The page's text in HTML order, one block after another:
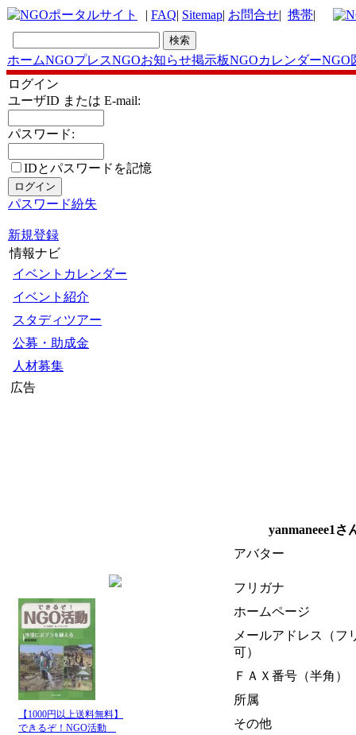
| FAQ| Sitemap| お問合せ| 携帯|
ホームNGOプレスNGOお知らせ掲示板NGOカレンダーNGO
ログイン
ユーザID または E-mail:
パスワード:
IDとパスワードを記憶
パスワード紛失
新規登録
情報ナビ
イベントカレンダー
イベント紹介
スタディツアー
公募・助成金
人材募集
広告
【1000円以上送料無料】
できるぞ！NGO活動
yanmaneee1さ
アバター
フリガナ
ホームページ
メールアドレス（フ
可）
ＦＡＸ番号（半角）
所属
その他